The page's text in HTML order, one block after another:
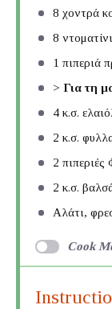
8 χοντρά
8
1 πιπεριά
> Για τη
4 κ.σ.
2 κ.σ.
2 πιπεριές
2 κ.σ.
Αλάτι,
Cook